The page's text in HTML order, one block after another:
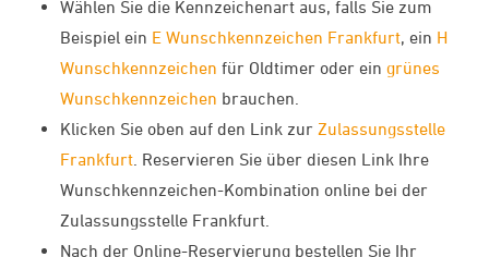
Wählen Sie die Kennzeichenart aus, falls Sie zum
Beispiel ein E Wunschkennzeichen Frankfurt, ein H
Wunschkennzeichen für Oldtimer oder ein grünes
Wunschkennzeichen brauchen.
Klicken Sie oben auf den Link zur Zulassungsstelle
Frankfurt . Reservieren Sie über diesen Link Ihre
Wunschkennzeichen-Kombination online bei der
Zulassungsstelle Frankfurt.
Nach der Online-Reservierung bestellen Sie Ihr